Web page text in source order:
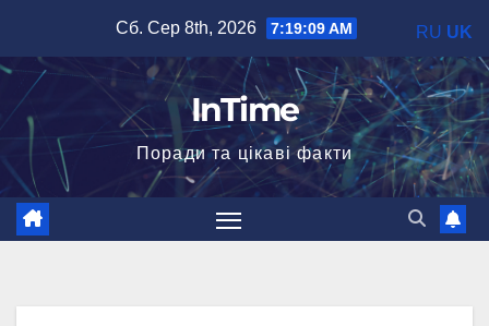
вмісту
Сб. Сер 8th, 2026 7:19:11 AM
InTime
Поради та цікаві факти
RU UK